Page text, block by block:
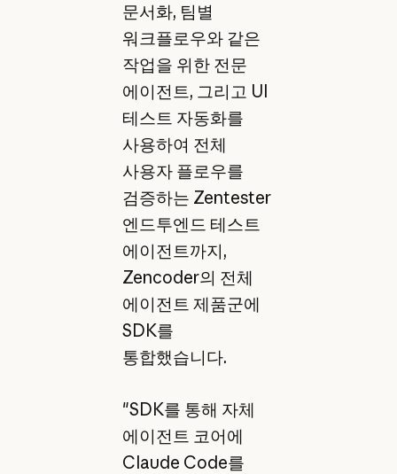
문서화, 팀별
워크플로우와 같은
작업을 위한 전문
에이전트, 그리고 UI
테스트 자동화를
사용하여 전체
사용자 플로우를
검증하는 Zentester
엔드투엔드 테스트
에이전트까지,
Zencoder의 전체
에이전트 제품군에
SDK를
통합했습니다.
"SDK를 통해 자체
에이전트 코어에
Claude Code를